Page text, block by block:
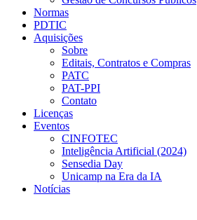
Normas
PDTIC
Aquisições
Sobre
Editais, Contratos e Compras
PATC
PAT-PPI
Contato
Licenças
Eventos
CINFOTEC
Inteligência Artificial (2024)
Sensedia Day
Unicamp na Era da IA
Notícias